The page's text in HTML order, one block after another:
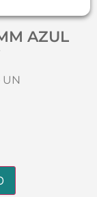
AZUL
UN